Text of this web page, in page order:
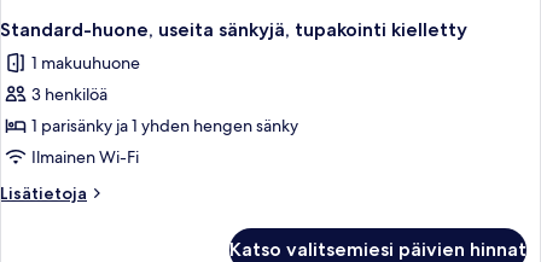
Standard-huone, useita sänkyjä, tupakointi kielletty
1 makuuhuone
3 henkilöä
1 parisänky ja 1 yhden hengen sänky
Ilmainen Wi-Fi
Lisätietoja
Lisätietoja
Katso valitsemiesi päivien hinnat